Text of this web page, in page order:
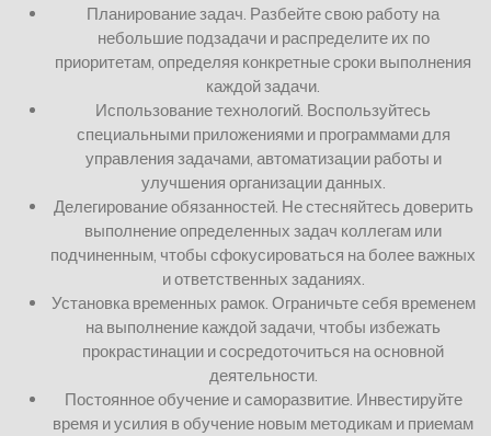
Планирование задач. Разбейте свою работу на
небольшие подзадачи и распределите их по
приоритетам, определяя конкретные сроки выполнения
каждой задачи.
Использование технологий. Воспользуйтесь
специальными приложениями и программами для
управления задачами, автоматизации работы и
улучшения организации данных.
Делегирование обязанностей. Не стесняйтесь доверить
выполнение определенных задач коллегам или
подчиненным, чтобы сфокусироваться на более важных
и ответственных заданиях.
Установка временных рамок. Ограничьте себя временем
на выполнение каждой задачи, чтобы избежать
прокрастинации и сосредоточиться на основной
деятельности.
Постоянное обучение и саморазвитие. Инвестируйте
время и усилия в обучение новым методикам и приемам